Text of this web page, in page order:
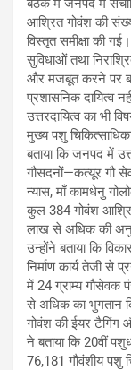
बैठक में जनपद में
आश्रित गोवंश की
विस्तृत समीक्षा की
सुविधाओं तथा
और मजबूत करने पर
प्रशासनिक दायित्व
उत्तरदायित्व का भी
मुख्य पशु
बताया कि जनपद में
गौसदनों—कत्यूर गौ
न्यास, माँ कामधेनु
कुल 384 गोवंश
लाख से अधिक की
उन्होंने बताया कि
निर्माण कार्य तेजी से
में 24 ग्राम्य गौसेवक
से अधिक का भुगतान
गोवंश की ईयर टैगिंग
ने बताया कि 20वीं
76,181 गौवंशीय पशु